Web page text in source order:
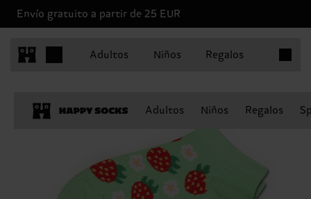
Envío gratuito a partir de 25 EUR
Adultos Niños Regalos
Adultos Niños Regalos